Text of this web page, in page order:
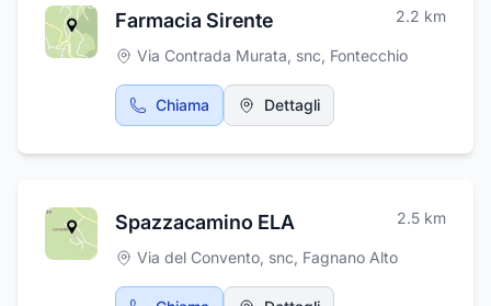
Farmacia Sirente 2.2 km
Via Contrada Murata, snc, Fontecchio
Chiama Dettagli
Spazzacamino ELA 2.5 km
Via del Convento, snc, Fagnano Alto